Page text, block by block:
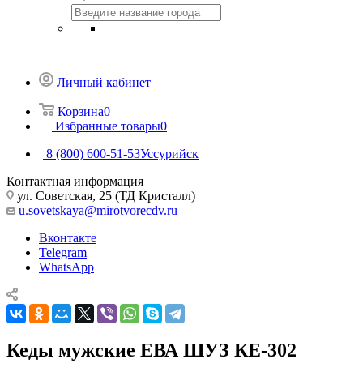
Личный кабинет
Корзина0
Избранные товары0
8 (800) 600-51-53Уссурийск
Контактная информация
ул. Советская, 25 (ТД Кристалл)
u.sovetskaya@mirotvorecdv.ru
Вконтакте
Telegram
WhatsApp
Кеды мужские ЕВА ШУЗ КЕ-302